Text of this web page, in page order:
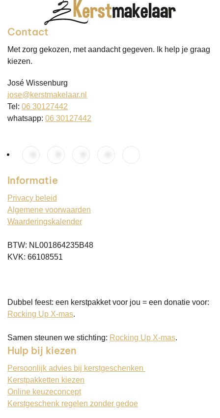
Contact
Met zorg gekozen, met aandacht gegeven. Ik help je graag
kiezen.
José Wissenburg
jose@kerstmakelaar.nl
Tel: 06 30127442
whatsapp: 06 30127442
Informatie
Privacy beleid
Algemene voorwaarden
Waarderingskalender
BTW: NL001864235B48
KVK: 66108551
Dubbel feest: een kerstpakket voor jou = een donatie voor:
Rocking Up X-mas.
Samen steunen we stichting: Rocking Up X-mas.
Hulp bij kiezen
Persoonlijk advies bij kerstgeschenken
Kerstpakketten kiezen
Online keuzeconcept
Kerstgeschenk regelen zonder gedoe